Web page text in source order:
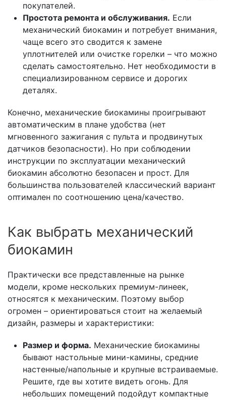
покупателей.
Простота ремонта и обслуживания. Если
механический биокамин и потребует внимания,
чаще всего это сводится к замене
уплотнителей или очистке горелки – что можно
сделать самостоятельно. Нет необходимости в
специализированном сервисе и дорогих
деталях.
Конечно, механические биокамины проигрывают
автоматическим в плане удобства (нет
мгновенного зажигания с пульта и продвинутых
датчиков безопасности). Но при соблюдении
инструкции по эксплуатации механический
биокамин абсолютно безопасен и прост. Для
большинства пользователей классический вариант
оптимален по соотношению цена/качество.
Как выбрать механический
биокамин
Практически все представленные на рынке
модели, кроме нескольких премиум-линеек,
относятся к механическим. Поэтому выбор
огромен – ориентироваться стоит на желаемый
дизайн, размеры и характеристики:
Размер и форма. Механические биокамины
бывают настольные мини-камины, средние
настенные/напольные и крупные встраиваемые.
Решите, где вы хотите видеть огонь. Для
небольших помещений подойдут компактные